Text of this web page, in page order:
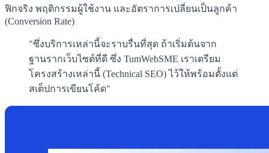
ฟิกจริง พฤติกรรมผู้ใช้งาน และอัตราการเปลี่ยนเป็นลูกค้า
(Conversion Rate)
"ซึ่งบริการเหล่านี้จะราบรื่นที่สุด ถ้าเริ่มต้นจาก
ฐานรากเว็บไซต์ที่ดี ซึ่ง TumWebSME เราเตรียม
โครงสร้างเหล่านี้ (Technical SEO) ไว้ให้พร้อมตั้งแต่
สเต็ปการเขียนโค้ด"